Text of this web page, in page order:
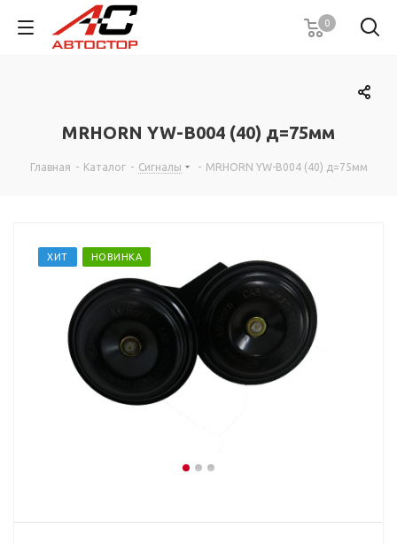
0
MRHORN YW-B004 (40) д=75мм
Главная - Каталог - Сигналы - MRHORN YW-B004 (40) д=75мм
ХИТ НОВИНКА